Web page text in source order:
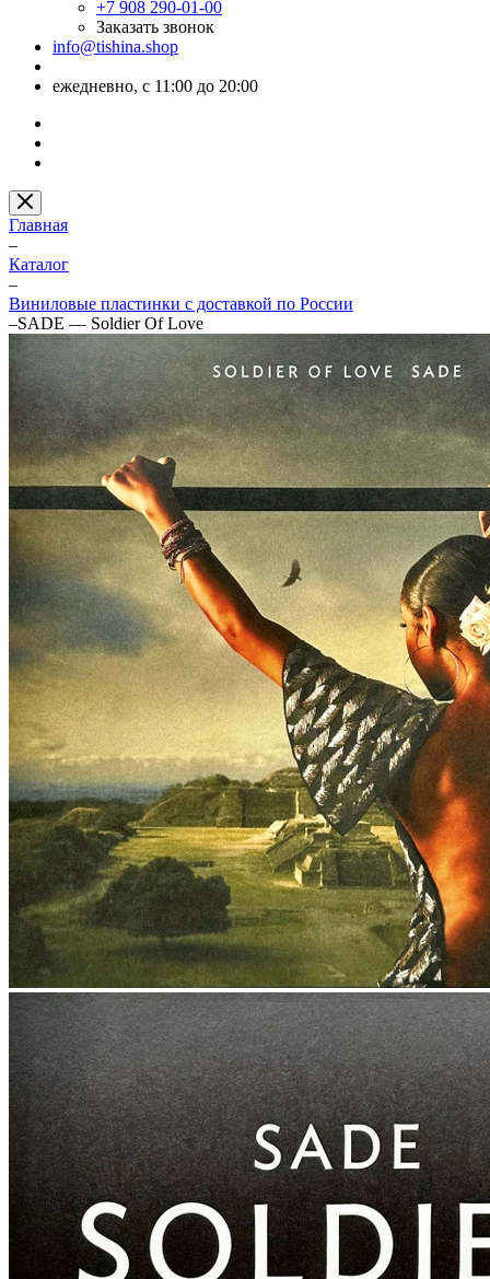
+7 908 290-01-00
Заказать звонок
info@tishina.shop
ежедневно, с 11:00 до 20:00
Главная
–
Каталог
–
Виниловые пластинки с доставкой по России
–SADE — Soldier Of Love